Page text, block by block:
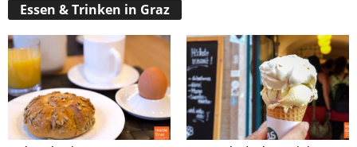
Essen & Trinken in Graz